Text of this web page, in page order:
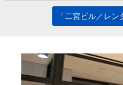
「二宮ビル／レ